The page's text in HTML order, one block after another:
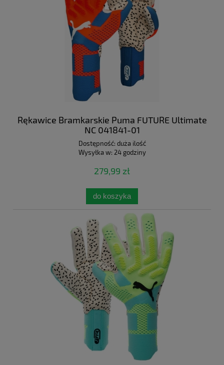
Rękawice Bramkarskie Puma FUTURE Ultimate
NC 041841-01
Dostępność: duża ilość
Wysyłka w: 24 godziny
279,99 zł
do koszyka